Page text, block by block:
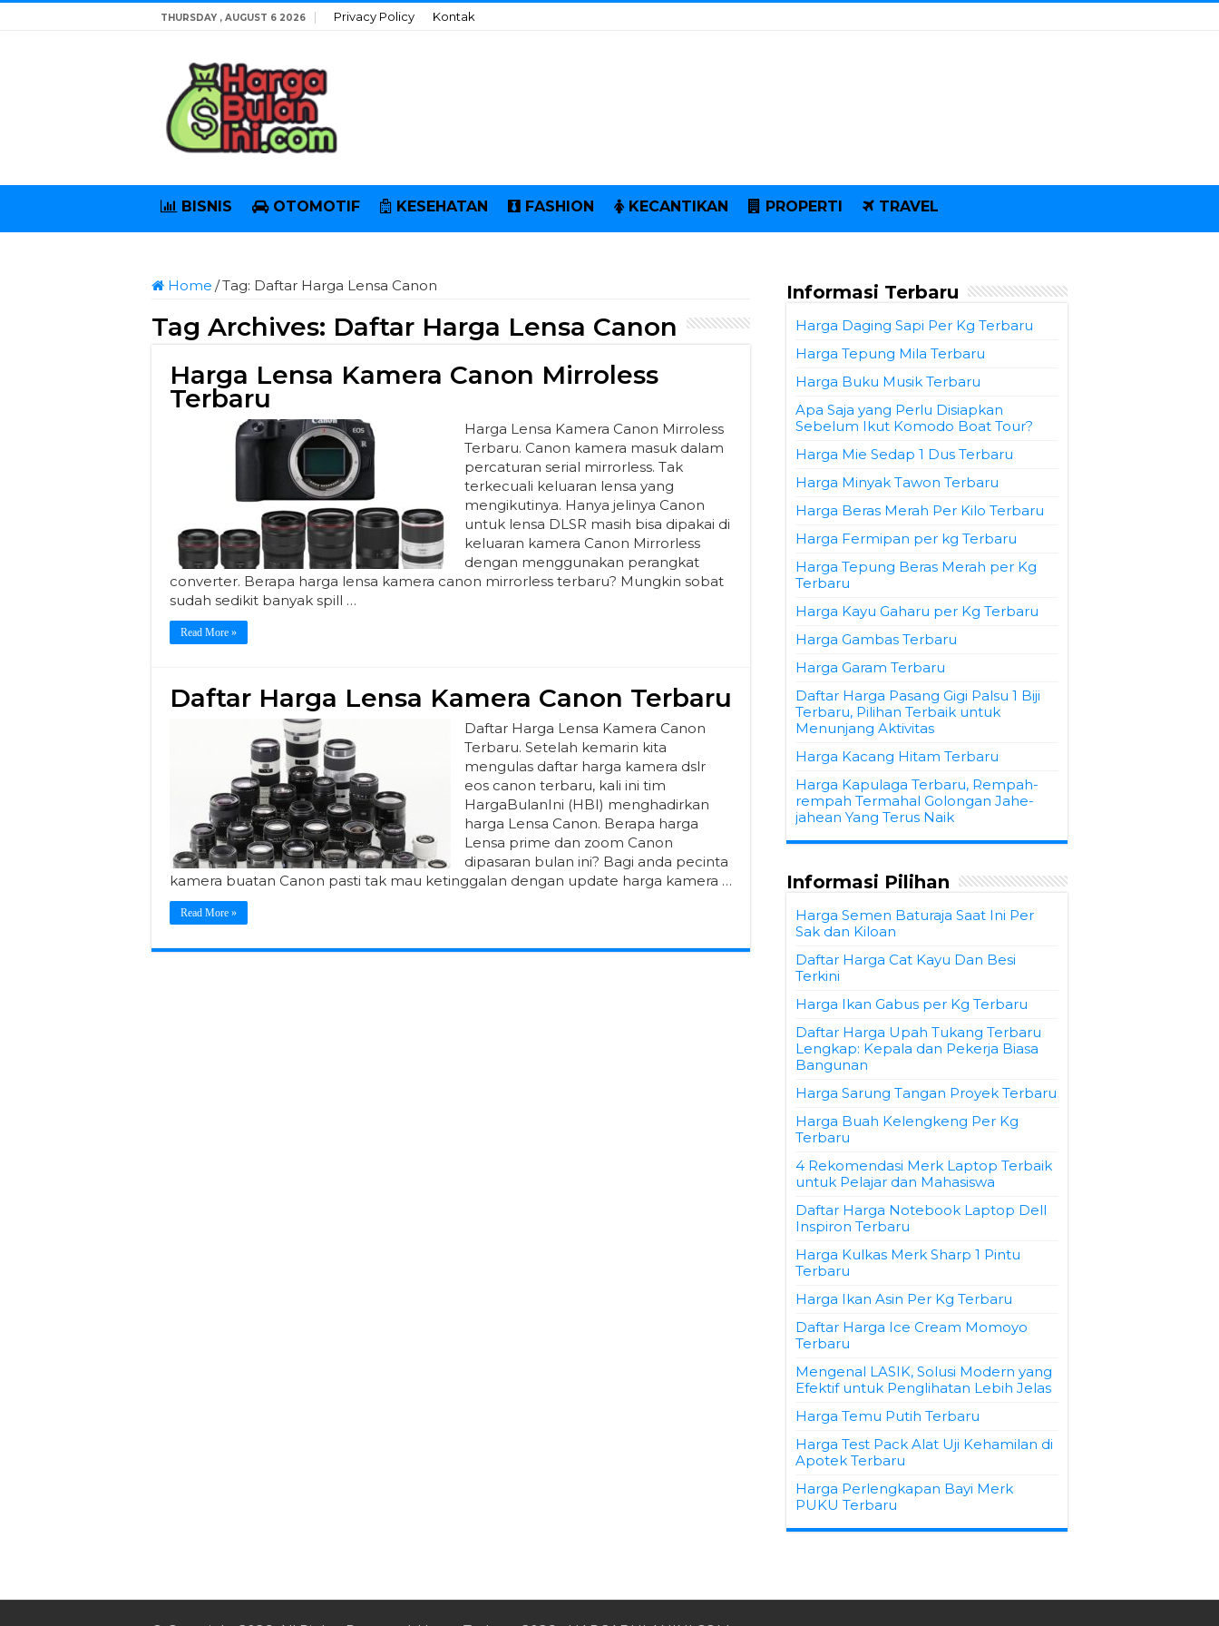
THURSDAY , AUGUST 6 2026 Privacy Policy Kontak
BISNIS OTOMOTIF KESEHATAN FASHION KECANTIKAN PROPERTI TRAVEL
Home /Tag: Daftar Harga Lensa Canon
Tag Archives: Daftar Harga Lensa Canon
Harga Lensa Kamera Canon Mirroless
Terbaru
Harga Lensa Kamera Canon Mirroless
Terbaru. Canon kamera masuk dalam
percaturan serial mirrorless. Tak
terkecuali keluaran lensa yang
mengikutinya. Hanya jelinya Canon
untuk lensa DLSR masih bisa dipakai di
keluaran kamera Canon Mirrorless
dengan menggunakan perangkat
converter. Berapa harga lensa kamera canon mirrorless terbaru? Mungkin sobat
sudah sedikit banyak spill …
Read More »
Daftar Harga Lensa Kamera Canon Terbaru
Daftar Harga Lensa Kamera Canon
Terbaru. Setelah kemarin kita
mengulas daftar harga kamera dslr
eos canon terbaru, kali ini tim
HargaBulanIni (HBI) menghadirkan
harga Lensa Canon. Berapa harga
Lensa prime dan zoom Canon
dipasaran bulan ini? Bagi anda pecinta
kamera buatan Canon pasti tak mau ketinggalan dengan update harga kamera …
Read More »
Informasi Terbaru
Harga Daging Sapi Per Kg Terbaru
Harga Tepung Mila Terbaru
Harga Buku Musik Terbaru
Apa Saja yang Perlu Disiapkan
Sebelum Ikut Komodo Boat Tour?
Harga Mie Sedap 1 Dus Terbaru
Harga Minyak Tawon Terbaru
Harga Beras Merah Per Kilo Terbaru
Harga Fermipan per kg Terbaru
Harga Tepung Beras Merah per Kg
Terbaru
Harga Kayu Gaharu per Kg Terbaru
Harga Gambas Terbaru
Harga Garam Terbaru
Daftar Harga Pasang Gigi Palsu 1 Biji
Terbaru, Pilihan Terbaik untuk
Menunjang Aktivitas
Harga Kacang Hitam Terbaru
Harga Kapulaga Terbaru, Rempah-
rempah Termahal Golongan Jahe-
jahean Yang Terus Naik
Informasi Pilihan
Harga Semen Baturaja Saat Ini Per
Sak dan Kiloan
Daftar Harga Cat Kayu Dan Besi
Terkini
Harga Ikan Gabus per Kg Terbaru
Daftar Harga Upah Tukang Terbaru
Lengkap: Kepala dan Pekerja Biasa
Bangunan
Harga Sarung Tangan Proyek Terbaru
Harga Buah Kelengkeng Per Kg
Terbaru
4 Rekomendasi Merk Laptop Terbaik
untuk Pelajar dan Mahasiswa
Daftar Harga Notebook Laptop Dell
Inspiron Terbaru
Harga Kulkas Merk Sharp 1 Pintu
Terbaru
Harga Ikan Asin Per Kg Terbaru
Daftar Harga Ice Cream Momoyo
Terbaru
Mengenal LASIK, Solusi Modern yang
Efektif untuk Penglihatan Lebih Jelas
Harga Temu Putih Terbaru
Harga Test Pack Alat Uji Kehamilan di
Apotek Terbaru
Harga Perlengkapan Bayi Merk
PUKU Terbaru